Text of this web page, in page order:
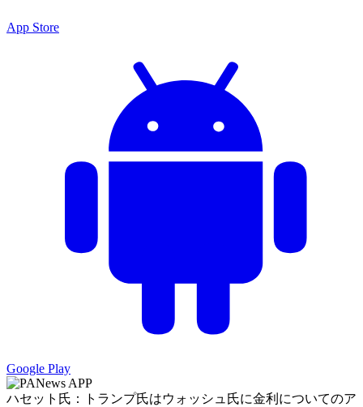
App Store
Google Play
ハセット氏：トランプ氏はウォッシュ氏に金利についてのア